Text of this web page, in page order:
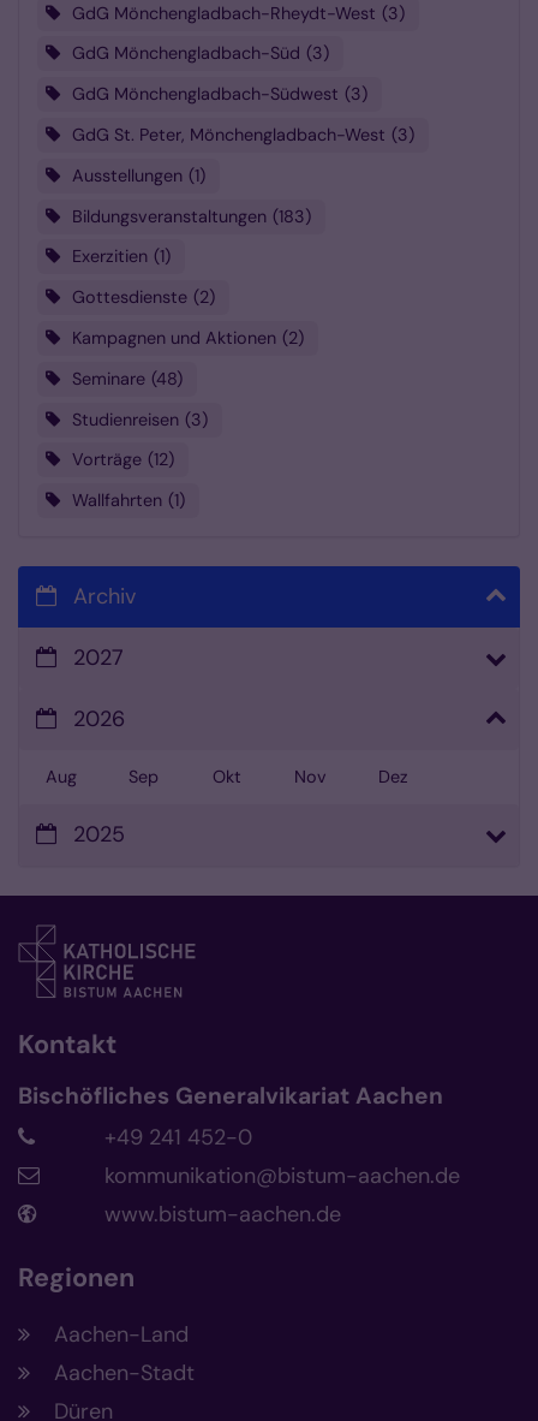
GdG Mönchengladbach-Rheydt-West 3
GdG Mönchengladbach-Süd
3
GdG Mönchengladbach-Südwest 3
GdG St. Peter, Mönchengladbach-West 3
Ausstellungen 1
Bildungsveranstaltungen 183
Exerzitien 1
Gottesdienste 2
Kampagnen und Aktionen 2
Seminare 48
Studienreisen 3
Vorträge 12
Wallfahrten 1
Archiv
2027
2026
Aug Sep Okt Nov Dez
2025
Kontakt
Bischöfliches Generalvikariat Aachen
+49 241 452-0
kommunikation@bistum-aachen.de
www.bistum-aachen.de
Regionen
Aachen-Land
Aachen-Stadt
Düren